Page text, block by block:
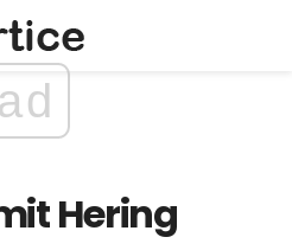
ad
Hering